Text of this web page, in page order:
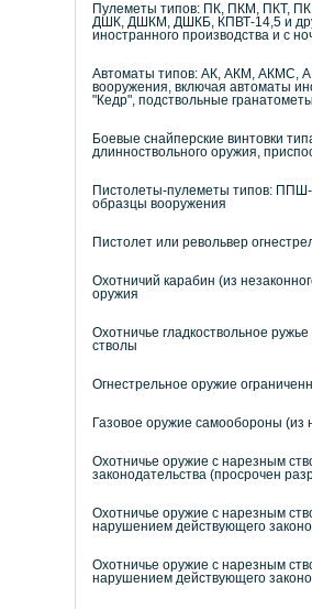
Пулеметы типов: ПК, ПКМ, ПКТ,
ДШК, ДШКМ, ДШКБ, КПВТ-14,5 и
иностранного производства и с
Автоматы типов: АК, АКМ, АКМС,
вооружения, включая автоматы
"Кедр", подствольные
Боевые снайперские винтовки
длинноствольного оружия,
Пистолеты-пулеметы типов:
образцы вооружения
Пистолет или револьвер
Охотничий карабин (из
оружия
Охотничье гладкоствольное
стволы
Огнестрельное оружие
Газовое оружие самообороны (из
Охотничье оружие с нарезным
законодательства (просрочен
Охотничье оружие с нарезным
нарушением действующего
Охотничье оружие с нарезным
нарушением действующего